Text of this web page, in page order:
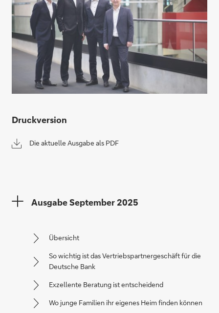
Druckversion
Die aktuelle Ausgabe als PDF
Ausgabe September 2025
Übersicht
So wichtig ist das Vertriebspartnergeschäft für die
Deutsche Bank
Exzellente Beratung ist entscheidend
Wo junge Familien ihr eigenes Heim finden können